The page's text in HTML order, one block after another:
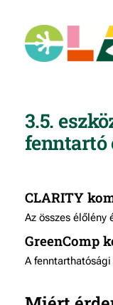
tartalomhoz
3.5.
fenntartó
CLARITY
Az összes élőlény
GreenComp
A